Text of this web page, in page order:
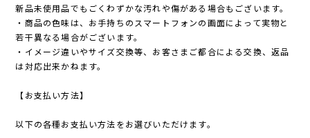
新品未使用品でもごくわずかな汚れや傷がある場合もございます。
・商品の色味は、お手持ちのスマートフォンの画面によって実物と
若干異なる場合がございます。
・イメージ違いやサイズ交換等、お客さまご都合による交換、返品
は対応出来かねます。
【お支払い方法】
以下の各種お支払い方法をお選びいただけます。